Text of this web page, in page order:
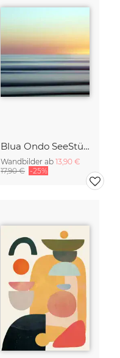
Blua Ondo SeeStück No.14
Wandbilder ab 13,90 €
17,90 € -25%